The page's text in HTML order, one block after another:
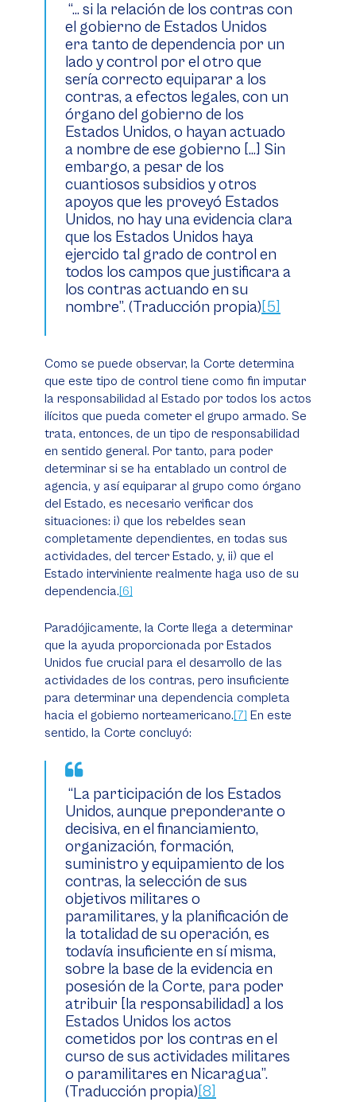
“… si la relación de los contras con
el gobierno de Estados Unidos
era tanto de dependencia por un
lado y control por el otro que
sería correcto equiparar a los
contras, a efectos legales, con un
órgano del gobierno de los
Estados Unidos, o hayan actuado
a nombre de ese gobierno […] Sin
embargo, a pesar de los
cuantiosos subsidios y otros
apoyos que les proveyó Estados
Unidos, no hay una evidencia clara
que los Estados Unidos haya
ejercido tal grado de control en
todos los campos que justificara a
los contras actuando en su
nombre”. (Traducción propia)[5]
Como se puede observar, la Corte determina
que este tipo de control tiene como fin imputar
la responsabilidad al Estado por todos los actos
ilícitos que pueda cometer el grupo armado. Se
trata, entonces, de un tipo de responsabilidad
en sentido general. Por tanto, para poder
determinar si se ha entablado un control de
agencia, y así equiparar al grupo como órgano
del Estado, es necesario verificar dos
situaciones: i) que los rebeldes sean
completamente dependientes, en todas sus
actividades, del tercer Estado, y, ii) que el
Estado interviniente realmente haga uso de su
dependencia.[6]
Paradójicamente, la Corte llega a determinar
que la ayuda proporcionada por Estados
Unidos fue crucial para el desarrollo de las
actividades de los contras, pero insuficiente
para determinar una dependencia completa
hacia el gobierno norteamericano.[7] En este
sentido, la Corte concluyó:
“La participación de los Estados
Unidos, aunque preponderante o
decisiva, en el financiamiento,
organización, formación,
suministro y equipamiento de los
contras, la selección de sus
objetivos militares o
paramilitares, y la planificación de
la totalidad de su operación, es
todavía insuficiente en sí misma,
sobre la base de la evidencia en
posesión de la Corte, para poder
atribuir [la responsabilidad] a los
Estados Unidos los actos
cometidos por los contras en el
curso de sus actividades militares
o paramilitares en Nicaragua”.
(Traducción propia)[8]